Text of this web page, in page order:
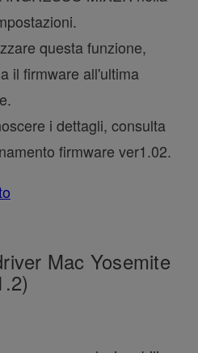
questa funzione,
il firmware all'ultima
i dettagli, consulta
firmware ver1.02.
Mac Yosemite